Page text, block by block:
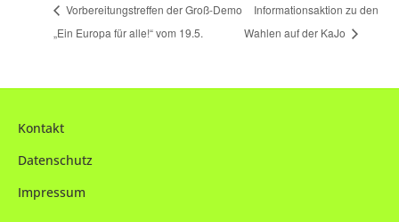
Vorbereitungstreffen der Groß-Demo
„Ein Europa für alle!“ vom 19.5.
Informationsaktion zu den
Wahlen auf der KaJo
Kontakt
Datenschutz
Impressum